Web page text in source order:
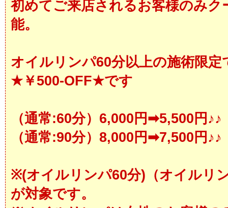
初めてご来店されるお客様のみク
能。
オイルリンパ60分以上の施術限定
★￥500-OFF★です
（通常:60分）6,000円➡5,500円♪♪
（通常:90分）8,000円➡7,500円♪♪
※(オイルリンパ60分)（オイルリ
が対象です。